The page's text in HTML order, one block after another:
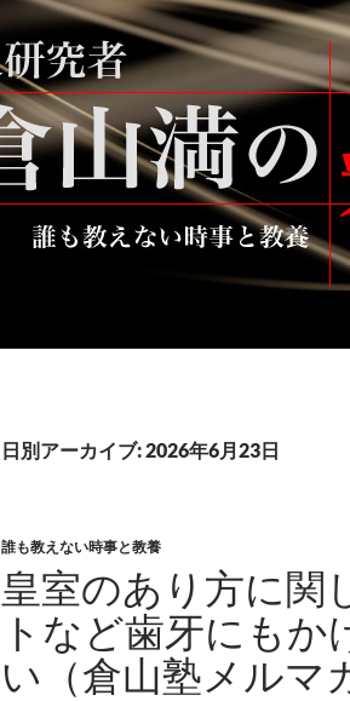
日別アーカイブ: 2026年6月23日
誰も教えない時事と教養
皇室のあり方に関
トなど歯牙にもか
い（倉山塾メルマ